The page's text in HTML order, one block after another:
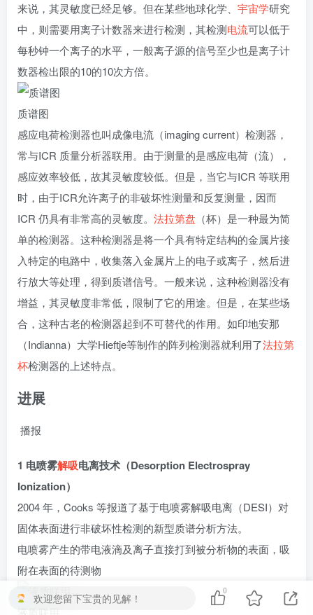
来说，其灵敏度已经足够。但在某些地球化学、 宇宙学研究
中，则需要用离子计数器来进行检测，其检测电流可以低于
每秒钟一个离子的水平，一般离子源的信号至少也是离子计
数器检出限的10的10次方倍。
质谱图
感应电荷检测器也叫成像电流（imaging current）检测器，
常与ICR 质量分析器联用。由于测量的是感应电荷（流），
感应效率较低，故其灵敏度较低。但是，当它与ICR 等联用
时，由于ICR允许离子的非破坏性测量和反复测量，因而
ICR 仍具有非常高的灵敏度。 法拉第盘 （杯）是一种最为简
单的检测器。这种检测器是将一个具有特定结构的金属片接
入特定的电路中，收集落入金属片上的电子或离子，然后进
行放大等处理，得到质谱信号。一般来说，这种检测器没有
增益，其灵敏度非常低，限制了它的用途。但是，在某些场
合，这种古老的检测器起到不可替代的作用。如印地安那
（Indianna）大学Hieftje等制作的阵列检测器就利用了法拉第
杯检测器的上述特点。
进展
播报
1 电喷雾解吸电离技术（Desorption Electrospray
Ionization）
2004 年，Cooks 等报道了基于电喷雾解吸电离（DESI）对
固体表面进行非破坏性检测的新型质谱分析方法。
电喷雾产生的带电液滴及离子直接打到被分析物的表面，吸
附在表面的待测物
液质联用
欢迎您留下宝贵的见解！
0